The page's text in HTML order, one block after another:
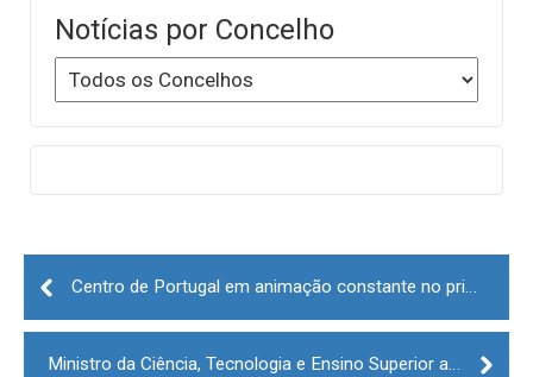
Notícias por Concelho
Post
navigation
Centro de Portugal em animação constante no primeiro dia da BTL
Ministro da Ciência, Tecnologia e Ensino Superior amanhã em Vila Nova de Foz Côa